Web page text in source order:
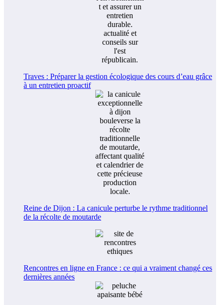
Traves : Préparer la gestion écologique des cours d’eau grâce
à un entretien proactif
Reine de Dijon : La canicule perturbe le rythme traditionnel
de la récolte de moutarde
Rencontres en ligne en France : ce qui a vraiment changé ces
dernières années